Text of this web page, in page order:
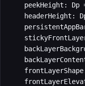
peekHeight: Dp
headerHeight: